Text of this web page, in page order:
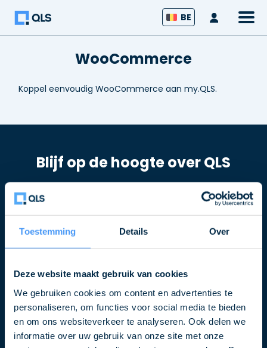
Toestemming Details Over
Deze website maakt gebruik van cookies
We gebruiken cookies om content en advertenties te
personaliseren, om functies voor social media te bieden
en om ons websiteverkeer te analyseren. Ook delen we
informatie over uw gebruik van onze site met onze
BE
WooCommerce
Koppel eenvoudig WooCommerce aan my.QLS.
Blijf op de hoogte over QLS
Schrijf u in voor de nieuwsbrief
Naam
mailadres